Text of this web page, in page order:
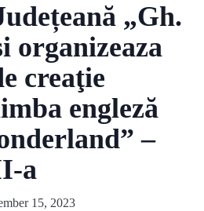
„Gh.
organizeaza
creaţie
engleză
–
a
15, 2023